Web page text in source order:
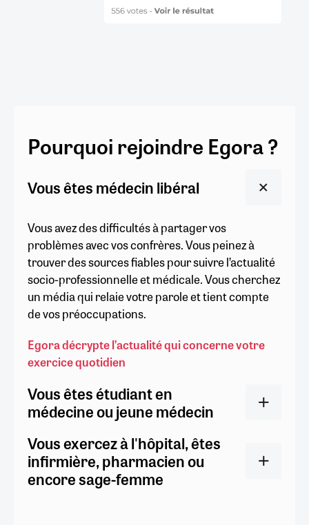
Pourquoi rejoindre Egora ?
Vous êtes médecin libéral
Vous avez des difficultés à partager vos
problèmes avec vos confrères. Vous peinez à
trouver des sources fiables pour suivre l’actualité
socio-professionnelle et médicale. Vous cherchez
un média qui relaie votre parole et tient compte
de vos préoccupations.
Egora décrypte l’actualité qui concerne votre
exercice quotidien
Vous êtes étudiant en
médecine ou jeune médecin
Vous exercez à l'hôpital, êtes
infirmière, pharmacien ou
encore sage-femme